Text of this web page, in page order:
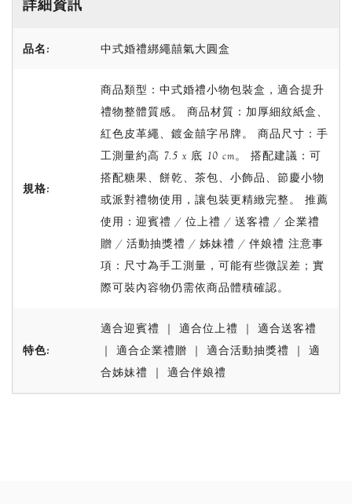
詳細資訊
品名: 中式婚禮綁繩囍氣大圓盒
規格:
商品類型：中式婚禮小物包裝盒，適合提升
禮物整體質感。 商品材質：加厚細紋紙盒、
紅色皮革繩、鍍金囍字吊牌。 商品尺寸：手
工測量約高 7.5 x 底 10 cm。 搭配建議：可
搭配糖果、餅乾、茶包、小飾品、節慶小物
或派對禮物使用，讓包裝更精緻完整。 推薦
使用：迎賓禮 / 位上禮 / 送客禮 / 企業禮
贈 / 活動抽獎禮 / 姊妹禮 / 伴娘禮 注意事
項：尺寸為手工測量，可能有些微誤差；實
際可裝內容物仍需依商品體積確認。
特色:
適合迎賓禮 ｜ 適合位上禮 ｜ 適合送客禮
｜ 適合企業禮贈 ｜ 適合活動抽獎禮 ｜ 適
合姊妹禮 ｜ 適合伴娘禮